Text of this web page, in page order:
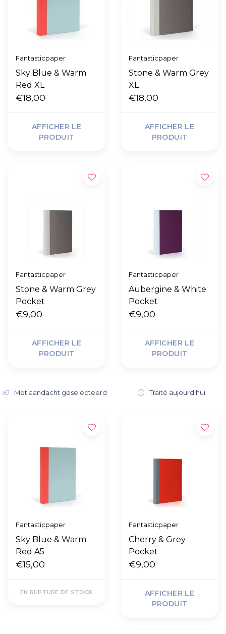
Fantasticpaper
Sky Blue & Warm
Red XL
€18,00
AFFICHER LE
PRODUIT
Fantasticpaper
Stone & Warm Grey
XL
€18,00
AFFICHER LE
PRODUIT
Fantasticpaper
Stone & Warm Grey
Pocket
€9,00
AFFICHER LE
PRODUIT
Fantasticpaper
Aubergine & White
Pocket
€9,00
AFFICHER LE
PRODUIT
Met aandacht geselecteerd Traité aujourd'hui
Fantasticpaper
Sky Blue & Warm
Red A5
€15,00
EN RUPTURE DE STOCK
Fantasticpaper
Cherry & Grey
Pocket
€9,00
AFFICHER LE
PRODUIT